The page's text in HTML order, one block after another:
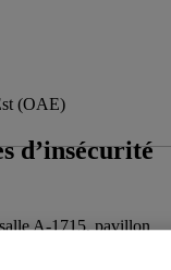
(OAE)
d’insécurité
A-1715, pavillon